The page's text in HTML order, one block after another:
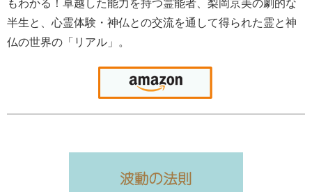
もわかる！卓越した能力を持つ霊能者、梨岡京美の劇的な
半生と、心霊体験・神仏との交流を通して得られた霊と神
仏の世界の「リアル」。